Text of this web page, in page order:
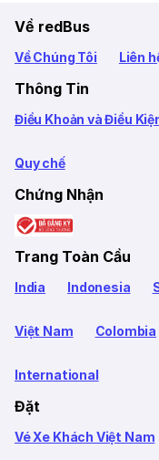
Về redBus
Về Chúng Tôi Liên
Thông Tin
Điều Khoản và Điều
Quy chế
Chứng Nhận
Trang Toàn Cầu
India Indonesia
Việt Nam Colombia
International
Đặt
Vé Xe Khách Việt Nam